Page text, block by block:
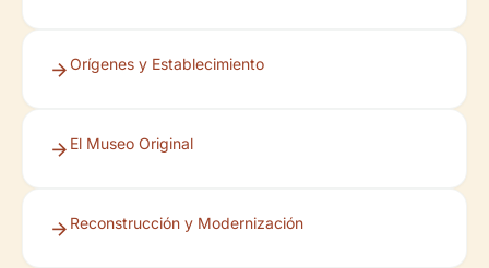
Orígenes y Establecimiento
El Museo Original
Reconstrucción y Modernización